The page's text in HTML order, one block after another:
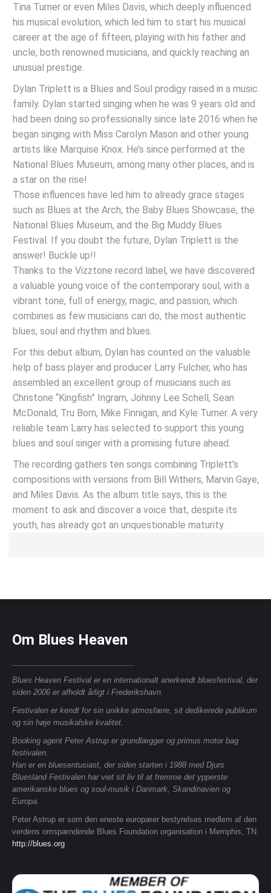
Tina Turner or even Miles Davis, which deeply influenced
his musical evolution, which led him to start his musical
career at the age of fifteen, playing with his father and
uncle, both renowned musicians, and quickly reaching an
unusual prestige.
Dylan Triplett is a Blues and Soul prodigy raised in a music
family. Dylan started singing when he was 9 years old and
had been doing so professionally since late 2016 when he
began singing with Miss Carolyn Mason and other young
artists like Marquise Knox. He’s since performed at the
National Blues Museum, among many other places, and is
a star on the rise!
Those influences have led him to already grace stages
such as Blues at the Arch, the Baby Blues Showcase, the
National Blues Museum, and the Big Muddy Blues
Festival. If you doubt the future, Dylan Triplett is the
answer! Buckle up!!
Thanks to the Vizztone record label, we have discovered
a valuable young voice of the contemporary soul, with a
vibrant tone, full of energy, magic, and passion, which
combines as few musicians can do, the most authentic
blues, soul and rhythm and blues.
For this debut album, Dylan has counted on the valuable
help of bass player and producer Larry Fulcher, who has
assembled an excellent group of musicians such as
Christone “Kingfish” Ingram, Johnny Lee Schell, Sean
McDonald, Tru Born, Mike Finnigan, and Kyle Turner. A very
reliable team Larry has selected to support this young
blues and soul singer with a promising future ahead.
The recording gathers ten songs combining Triplett’s
compositions with versions from Bill Withers, Marvin Gaye,
and Miles Davis. As the album title says, this is the
moment to ask and discover a voice that, despite its
youth, has already got an unquestionable maturity.
Om Blues Heaven
Blues Heaven Festival er en internationalt anerkendt bluesfestival, der
siden 2006 er afholdt årligt i Frederikshavn.
Festivalen er kendt for sin unikke atmosfære, sit dedikerede publikum
og sin høje musikalske kvalitet.
Booking agent Peter Astrup er grundlægger og primus motor bag
festivalen.
Han er en bluesentusiast, der siden starten i 1988 med Djurs
Bluesland Festivalen har viet sit liv til at fremme det ypperste
amerikanske blues og soul-musik i Danmark, Skandinavien og
Europa.
Peter Astrup er som den eneste europæer bestyrelses medlem af den
verdens omspændende Blues Foundation organisation i Memphis, TN.
http://blues.org